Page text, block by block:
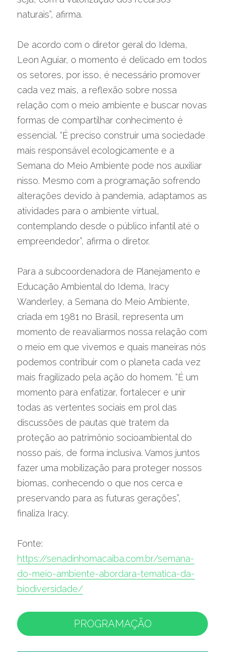
naturais”, afirma.
De acordo com o diretor geral do Idema,
Leon Aguiar, o momento é delicado em todos
os setores, por isso, é necessário promover
cada vez mais, a reflexão sobre nossa
relação com o meio ambiente e buscar novas
formas de compartilhar conhecimento é
essencial. “É preciso construir uma sociedade
mais responsável ecologicamente e a
Semana do Meio Ambiente pode nos auxiliar
nisso. Mesmo com a programação sofrendo
alterações devido à pandemia, adaptamos as
atividades para o ambiente virtual,
contemplando desde o público infantil até o
empreendedor”, afirma o diretor.
Para a subcoordenadora de Planejamento e
Educação Ambiental do Idema, Iracy
Wanderley, a Semana do Meio Ambiente,
criada em 1981 no Brasil, representa um
momento de reavaliarmos nossa relação com
o meio em que vivemos e quais maneiras nós
podemos contribuir com o planeta cada vez
mais fragilizado pela ação do homem. “É um
momento para enfatizar, fortalecer e unir
todas as vertentes sociais em prol das
discussões de pautas que tratem da
proteção ao patrimônio socioambiental do
nosso país, de forma inclusiva. Vamos juntos
fazer uma mobilização para proteger nossos
biomas, conhecendo o que nos cerca e
preservando para as futuras gerações”,
finaliza Iracy.
https://senadinhomacaiba.com.br/semana-
do-meio-ambiente-abordara-tematica-da-
biodiversidade/
PROGRAMAÇÃO